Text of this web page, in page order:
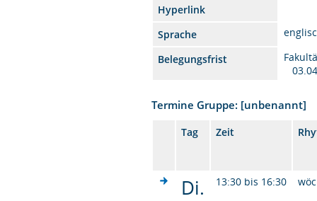
Hyperlink
Sprache
Belegungsfrist
Termine Gruppe: [unbenannt]
Tag Zeit
Di. 13:30 bis 16:30